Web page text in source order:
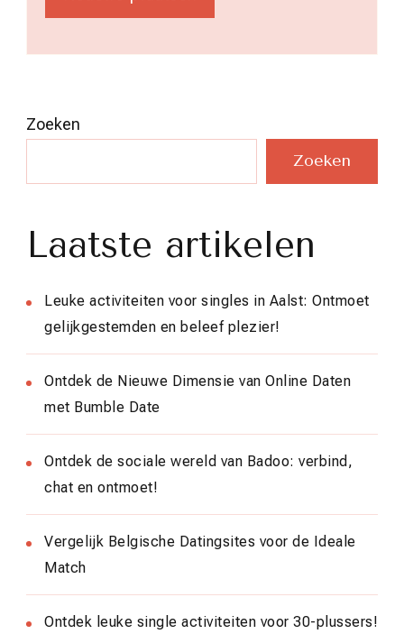
Zoeken
Zoeken
Laatste artikelen
Leuke activiteiten voor singles in Aalst: Ontmoet
gelijkgestemden en beleef plezier!
Ontdek de Nieuwe Dimensie van Online Daten
met Bumble Date
Ontdek de sociale wereld van Badoo: verbind,
chat en ontmoet!
Vergelijk Belgische Datingsites voor de Ideale
Match
Ontdek leuke single activiteiten voor 30-plussers!